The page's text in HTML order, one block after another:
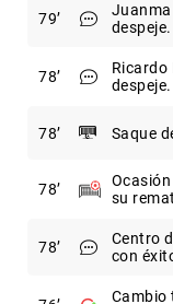
79
despeje.
78
Ricardo
despeje.
78 Saque
78
su
78
Centro
con
Cambio